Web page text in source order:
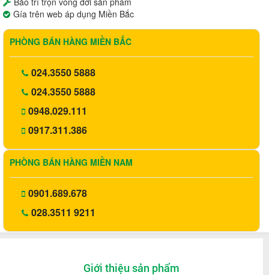
Gía trên web áp dụng Miền Bắc
PHÒNG BÁN HÀNG MIỀN BẮC
024.3550 5888
024.3550 5888
0948.029.111
0917.311.386
PHÒNG BÁN HÀNG MIỀN NAM
0901.689.678
028.3511 9211
Giới thiệu sản phẩm